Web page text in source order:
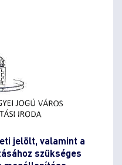
jelölt, valamint a
szükséges